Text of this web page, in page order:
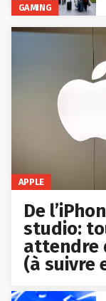
GAMING
APPLE
De
studio:
attendre
(à suivre